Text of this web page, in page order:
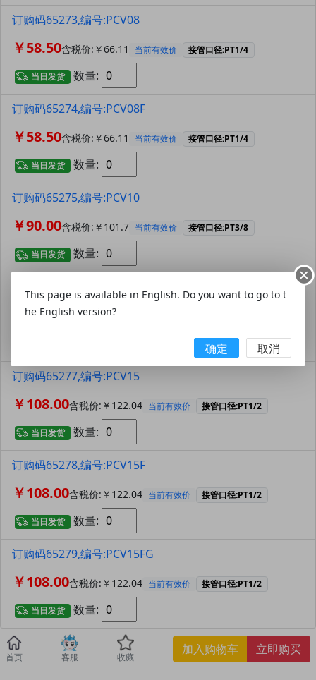
订购码65273,编号:PCV08
￥58.50含税价:￥66.11 当前有效价 接管口径:PT1/4
当日发货 数量:
订购码65274,编号:PCV08F
￥58.50含税价:￥66.11 当前有效价 接管口径:PT1/4
当日发货 数量:
订购码65275,编号:PCV10
￥90.00含税价:￥101.7 当前有效价 接管口径:PT3/8
当日发货 数量:
￥90.00含税价:￥101.7
订购码65277,编号:PCV15
￥108.00含税价:￥122.04 当前有效价 接管口径:PT1/2
当日发货 数量:
订购码65278,编号:PCV15F
￥108.00含税价:￥122.04 当前有效价 接管口径:PT1/2
当日发货 数量:
订购码65279,编号:PCV15FG
￥108.00含税价:￥122.04 当前有效价 接管口径:PT1/2
当日发货 数量:
首页 客服 收藏
加入购物车 立即购买
This page is available in English. Do you want to go to t
he English version?
确定 取消